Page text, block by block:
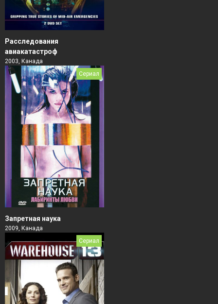
Расследования
авиакатастроф
2003, Канада
Сериал
Запретная наука
2009, Канада
Сериал